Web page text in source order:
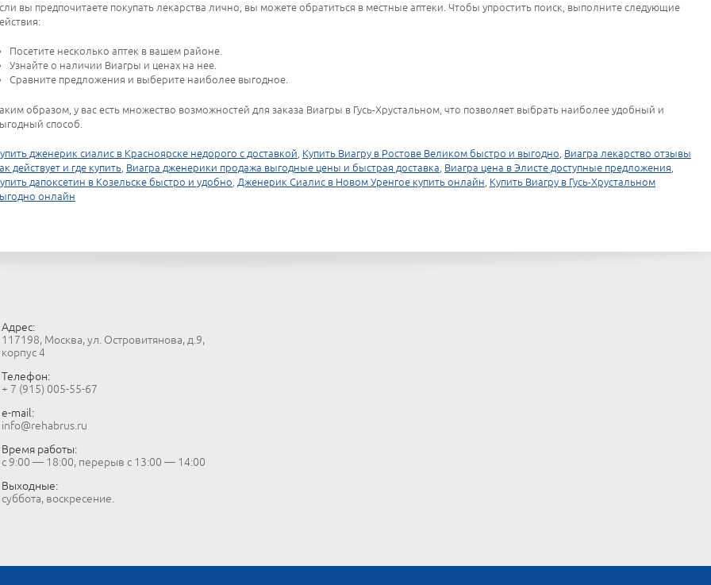
вы предпочитаете покупать лекарства лично, вы можете обратиться в местные аптеки. Чтобы упростить поиск, выполните следующие
Посетите несколько аптек в вашем районе.
Узнайте о наличии Виагры и ценах на нее.
Сравните предложения и выберите наиболее выгодное.
образом, у вас есть множество возможностей для заказа Виагры в Гусь-Хрустальном, что позволяет выбрать наиболее удобный и
способ.
дженерик сиалис в Красноярске недорого с доставкой, Купить Виагру в Ростове Великом быстро и выгодно, Виагра лекарство отзывы
действует и где купить, Виагра дженерики продажа выгодные цены и быстрая доставка, Виагра цена в Элисте доступные предложения,
дапоксетин в Козельске быстро и удобно, Дженерик Сиалис в Новом Уренгое купить онлайн, Купить Виагру в Гусь-Хрустальном
онлайн
Адрес:
117198, Москва, ул. Островитянова, д.9,
корпус 4
Телефон:
+ 7 (915) 005-55-67
e-mail:
info@rehabrus.ru
Время работы:
с 9:00 — 18:00, перерыв с 13:00 — 14:00
Выходные:
суббота, воскресение.